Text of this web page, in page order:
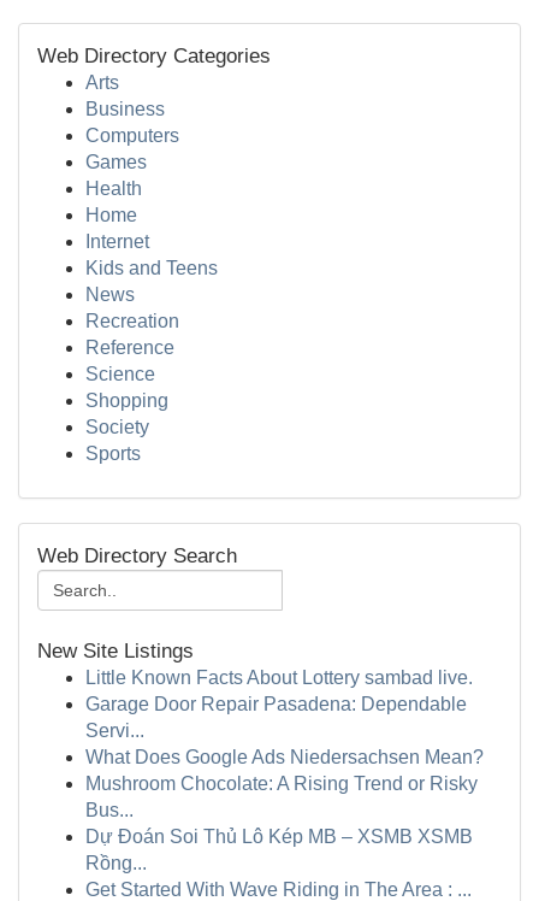
Web Directory Categories
Arts
Business
Computers
Games
Health
Home
Internet
Kids and Teens
News
Recreation
Reference
Science
Shopping
Society
Sports
Web Directory Search
New Site Listings
Little Known Facts About Lottery sambad live.
Garage Door Repair Pasadena: Dependable
Servi...
What Does Google Ads Niedersachsen Mean?
Mushroom Chocolate: A Rising Trend or Risky
Bus...
Dự Đoán Soi Thủ Lô Kép MB – XSMB XSMB
Rồng...
Get Started With Wave Riding in The Area : ...